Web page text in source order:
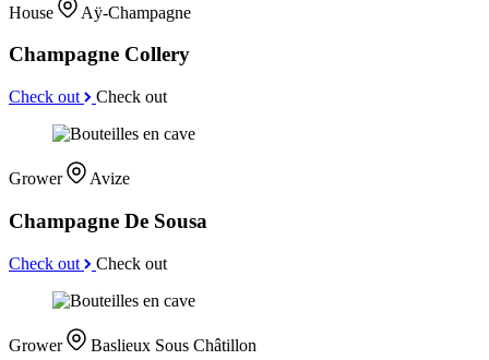
House Aÿ-Champagne
Champagne Collery
Check out Check out
Grower Avize
Champagne De Sousa
Check out Check out
Grower Baslieux Sous Châtillon